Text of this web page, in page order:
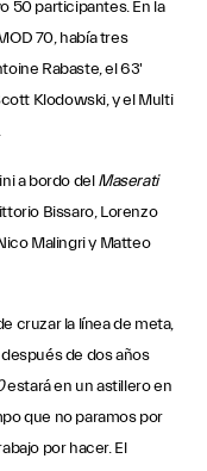
50 participantes. En la
70, había tres
Rabaste, el 63'
Klodowski, y el Multi
a bordo delMaserati
Bissaro, Lorenzo
Malingri y Matteo
cruzar la línea de meta,
de dos años
estará en un astillero en
que no paramos por
por hacer. El